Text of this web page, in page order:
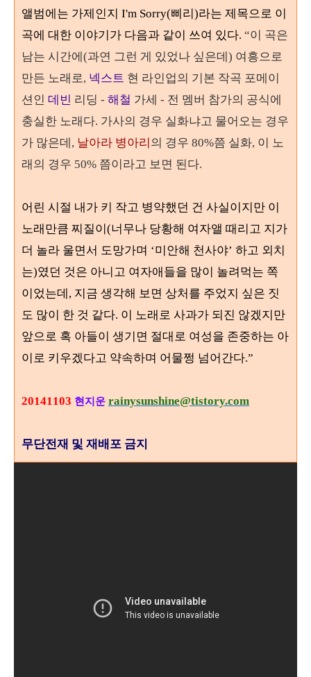
앨범에는 가제인지 I'm Sorry(삐리 )라는 제목으로 이
곡에 대한 이야기가 다음과 같이 쓰여 있다. “이 곡은
남는 시간에 (과연 그런 게 있었나 싶은데 ) 여흥으로
만든 노래로, 넥스트 현 라인업의 기본 작곡 포메이
션인 데빈 리딩 - 해철 가세 - 전 멤버 참가의 공식에
충실한 노래다. 가사의 경우 실화냐고 물어오는 경우
가 많은데 , 날아라 병아리 의 경우 80%쯤 실화, 이 노
래의 경우 50% 쯤이라고 보면 된다.
어린 시절 내가 키 작고 병약했던 건 사실이지만 이
노래만큼 찌질이 (너무나 당황해 여자앨 때리고 지가
더 놀라 울면서 도망가며 ‘미안해 천사야’ 하고 외치
는)였던 것은 아니고 여자애들을 많이 놀려먹는 쪽
이었는데 , 지금 생각해 보면 상처를 주었지 싶은 짓
도 많이 한 것 같다. 이 노래로 사과가 되진 않겠지만
앞으로 혹 아들이 생기면 절대로 여성을 존중하는 아
이로 키우겠다고 약속하며 어물쩡 넘어간다.”
20141103 현지운 rainysunshine@tistory.com
무단전재 및 재배포 금지